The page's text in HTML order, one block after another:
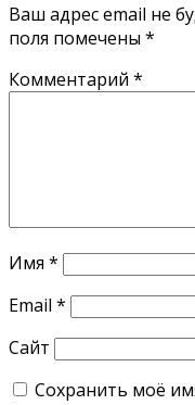
Ваш адрес email не
поля помечены *
Комментарий *
Имя *
Email *
Сайт
Сохранить моё